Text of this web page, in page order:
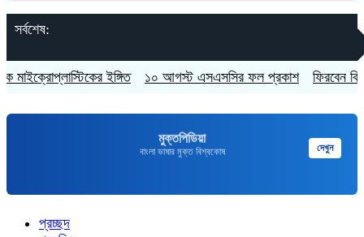
সর্বশেষ:
ইঙ্গিত ১০ আগস্ট এসএসসির ফল প্রকাশ ফিরবেন কি শেখ
মুক্তপিডিয়া
বাংলা ভাষার মুক্ত বিশ্বকোষ দেখুন
প্রচ্ছদ